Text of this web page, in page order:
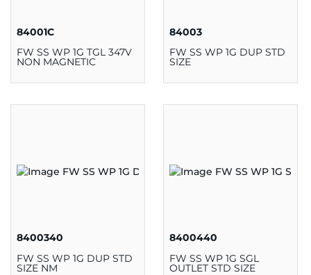
84001C
FW SS WP 1G TGL 347V
NON MAGNETIC
84003
FW SS WP 1G DUP STD
SIZE
8400340
FW SS WP 1G DUP STD
SIZE NM
8400440
FW SS WP 1G SGL
OUTLET STD SIZE